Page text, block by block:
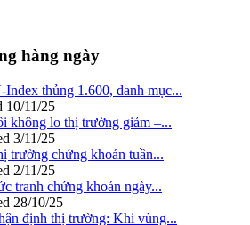
hàng ngày
Index thủng 1.600, danh mục...
10/11/25
không lo thị trường giảm –...
3/11/25
trường chứng khoán tuần...
2/11/25
tranh chứng khoán ngày...
28/10/25
định thị trường: Khi vùng...